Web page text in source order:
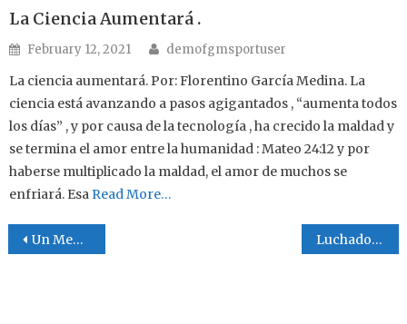
La Ciencia Aumentará .
Posted on
February 12, 2021 Author
demofgmsportuser
La ciencia aumentará. Por: Florentino García Medina. La
ciencia está avanzando a pasos agigantados , “aumenta todos
los días” , y por causa de la tecnología , ha crecido la maldad y
se termina el amor entre la humanidad : Mateo 24:12 y por
haberse multiplicado la maldad, el amor de muchos se
enfriará. Esa Read More…
Post navigation
Un Mensaje a La Conciencia Luchadores sin máscara